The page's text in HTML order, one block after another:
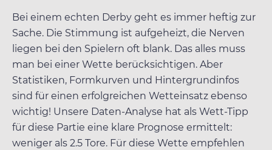
Bei einem echten Derby geht es immer heftig zur
Sache. Die Stimmung ist aufgeheizt, die Nerven
liegen bei den Spielern oft blank. Das alles muss
man bei einer Wette berücksichtigen. Aber
Statistiken, Formkurven und Hintergrundinfos
sind für einen erfolgreichen Wetteinsatz ebenso
wichtig! Unsere Daten-Analyse hat als Wett-Tipp
für diese Partie eine klare Prognose ermittelt:
weniger als 2.5 Tore. Für diese Wette empfehlen